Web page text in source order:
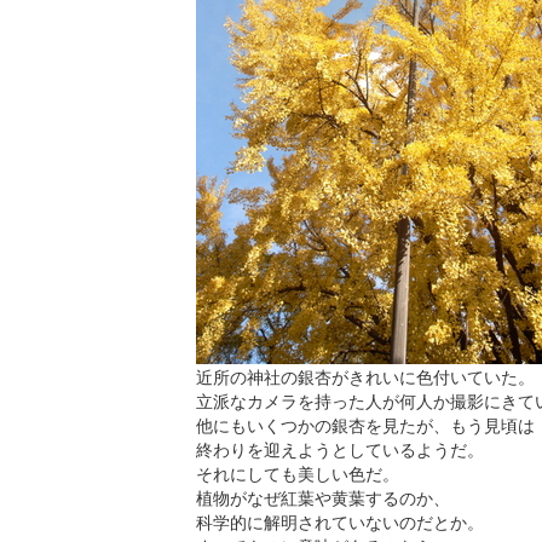
近所の神社の銀杏がきれいに色付いていた。
立派なカメラを持った人が何人か撮影にきて
他にもいくつかの銀杏を見たが、もう見頃は
終わりを迎えようとしているようだ。
それにしても美しい色だ。
植物がなぜ紅葉や黄葉するのか、
科学的に解明されていないのだとか。